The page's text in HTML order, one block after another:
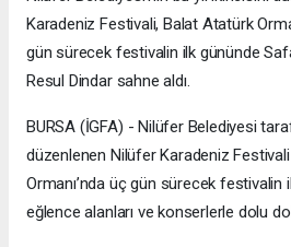
Karadeniz Festivali, Balat Atatürk
gün sürecek festivalin ilk gününde
Resul Dindar sahne aldı.
BURSA (İGFA) - Nilüfer Belediyesi
düzenlenen Nilüfer Karadeniz
Ormanı’nda üç gün sürecek
eğlence alanları ve konserlerle dolu